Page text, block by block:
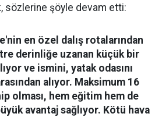
sözlerine şöyle devam etti:
en özel dalış rotalarından
derinliğe uzanan küçük bir
ve ismini, yatak odasını
alıyor. Maksimum 16
olması, hem eğitim hem de
avantaj sağlıyor. Kötü hava